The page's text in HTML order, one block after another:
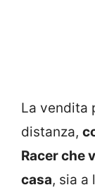
La vendita
distanza,
Racer che
casa, sia a